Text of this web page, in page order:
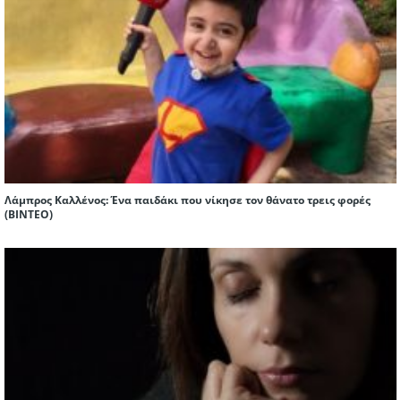
Λάμπρος Καλλένος: Ένα παιδάκι που νίκησε τον θάνατο τρεις φορές
(ΒΙΝΤΕΟ)